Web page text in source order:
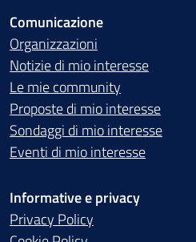
Comunicazione
Organizzazioni
Notizie di mio interesse
Le mie community
Proposte di mio interesse
Sondaggi di mio interesse
Eventi di mio interesse
Informative e privacy
Privacy Policy